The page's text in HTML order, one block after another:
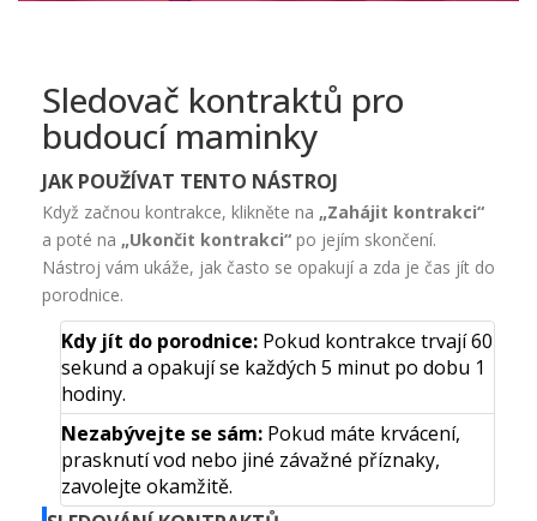
Sledovač kontraktů pro
budoucí maminky
JAK POUŽÍVAT TENTO NÁSTROJ
Když začnou kontrakce, klikněte na „Zahájit kontrakci“
a poté na „Ukončit kontrakci“ po jejím skončení.
Nástroj vám ukáže, jak často se opakují a zda je čas jít do
porodnice.
Kdy jít do porodnice: Pokud kontrakce trvají 60
sekund a opakují se každých 5 minut po dobu 1
hodiny.
Nezabývejte se sám: Pokud máte krvácení,
prasknutí vod nebo jiné závažné příznaky,
zavolejte okamžitě.